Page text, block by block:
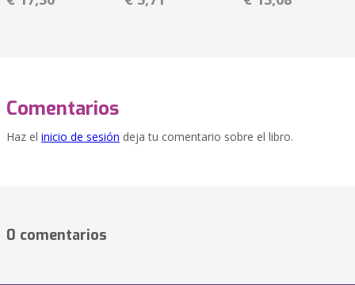
Comentarios
Haz el inicio de sesión deja tu comentario sobre el libro.
0 comentarios